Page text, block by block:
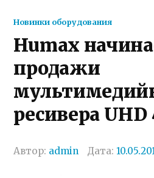
Новинки оборудования
Humax
продажи
ресивера
Автор: admin Дата: